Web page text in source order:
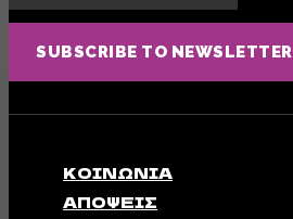
SUBSCRIBE TO NEWSLETTER
ΚΟΙΝΩΝΊΑ
ΑΠΟΨΕΙΣ